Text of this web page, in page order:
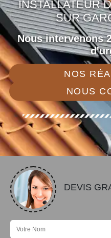
INSTALLATEUR
SUR
Nous intervenons
NOS
NOUS
DEVIS